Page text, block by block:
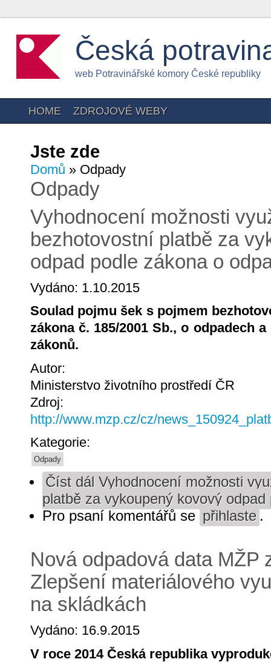
Česká
web Potravinářské komory České republiky
HOME ZDROJOVÉ WEBY
Jste zde
Domů » Odpady
Odpady
Vyhodnocení možnosti
bezhotovostní platbě za
odpad podle zákona o
Vydáno: 1.10.2015
Soulad pojmu šek s pojmem
zákona č. 185/2001 Sb., o odpadech
zákonů.
Autor:
Ministerstvo životního prostředí ČR
Zdroj:
http://www.mzp.cz/cz/
Kategorie:
Odpady
Číst dál Vyhodnocení možnosti
platbě za vykoupený kovový
Pro psaní komentářů se přihlaste .
Nová odpadová data MŽP
Zlepšení materiálového
na skládkách
Vydáno: 16.9.2015
V roce 2014 Česká republika